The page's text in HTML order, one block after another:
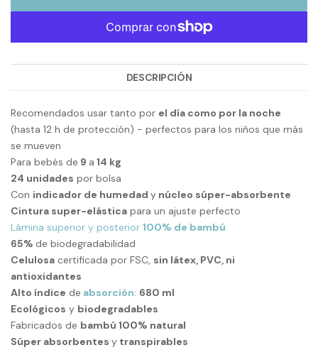
DESCRIPCIÓN
Recomendados usar tanto por el día como por la noche
(hasta 12 h de protección) - perfectos para los niños que más
se mueven
Para bebés de 9 a 14 kg
24 unidades por bolsa
Con indicador de humedad y núcleo súper-absorbente
Cintura super-elástica para un ajuste perfecto
Lámina superior y posterior 100% de bambú
65% de biodegradabilidad
Celulosa certificada por FSC, sin látex, PVC, ni
antioxidantes
Alto índice de absorción: 680 ml
Ecológicos y biodegradables
Fabricados de bambú 100% natural
Súper absorbentes y transpirables